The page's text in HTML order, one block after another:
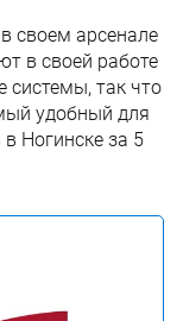
своем арсенале
в своей работе
системы, так что
удобный для
Ногинске за 5